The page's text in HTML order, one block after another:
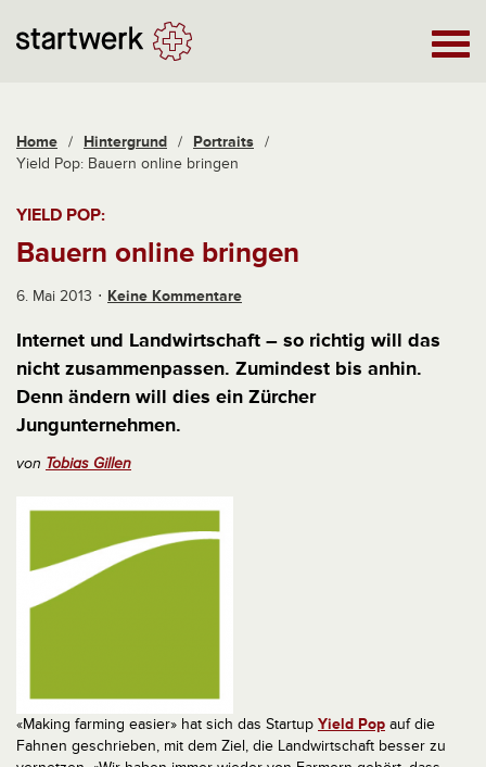
Home / Hintergrund / Portraits /
Yield Pop: Bauern online bringen
YIELD POP:
Bauern online bringen
6. Mai 2013 Keine Kommentare
Internet und Landwirtschaft – so richtig will das
nicht zusammenpassen. Zumindest bis anhin.
Denn ändern will dies ein Zürcher
Jungunternehmen.
von Tobias Gillen
«Making farming easier» hat sich das Startup Yield Pop auf die
Fahnen geschrieben, mit dem Ziel, die Landwirtschaft besser zu